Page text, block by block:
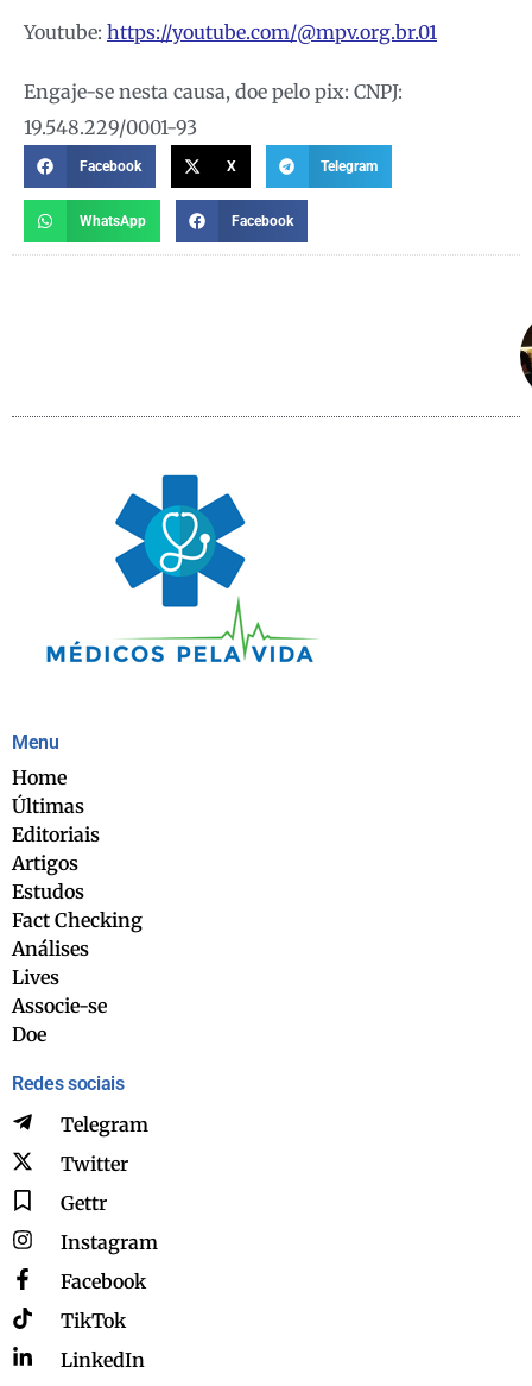
Youtube: https://youtube.com/@mpv.org.br.01
Engaje-se nesta causa, doe pelo pix: CNPJ:
19.548.229/0001-93
Facebook X Telegram
WhatsApp Facebook
Menu
Home
Últimas
Editoriais
Artigos
Estudos
Fact Checking
Análises
Lives
Associe-se
Doe
Redes sociais
Telegram
Twitter
Gettr
Instagram
Facebook
TikTok
LinkedIn